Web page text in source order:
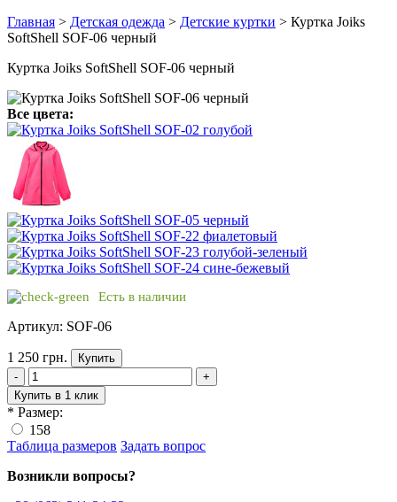
Главная > Детская одежда > Детские куртки > Куртка Joiks
SoftShell SOF-06 черный
Куртка Joiks SoftShell SOF-06 черный
Все цвета:
Есть в наличии
Артикул: SOF-06
1 250 грн.
Купить
-
+
Купить в 1 клик
* Размер:
158
Таблица размеров Задать вопрос
Возникли вопросы?